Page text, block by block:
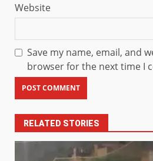
Website
Save my name, email, and
browser for the next time I
RELATED STORIES